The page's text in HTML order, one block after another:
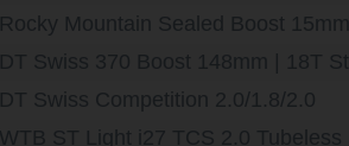
Rocky Mountain Sealed Boost 15mm
DT Swiss Competition 2.0/1.8/2.0